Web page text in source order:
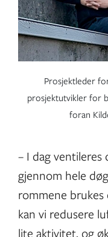
Prosjektleder
prosjektutvikler for
foran
– I dag ventileres
gjennom hele
rommene brukes
kan vi redusere
lite aktivitet, og